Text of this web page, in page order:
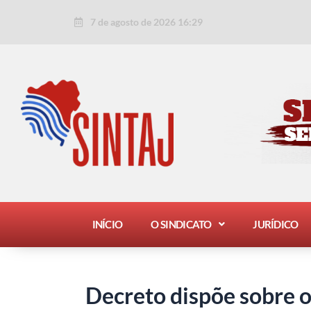
7 de agosto de 2026 16:29
INÍCIO O SINDICATO JURÍDICO
Decreto dispõe sobre
navigation